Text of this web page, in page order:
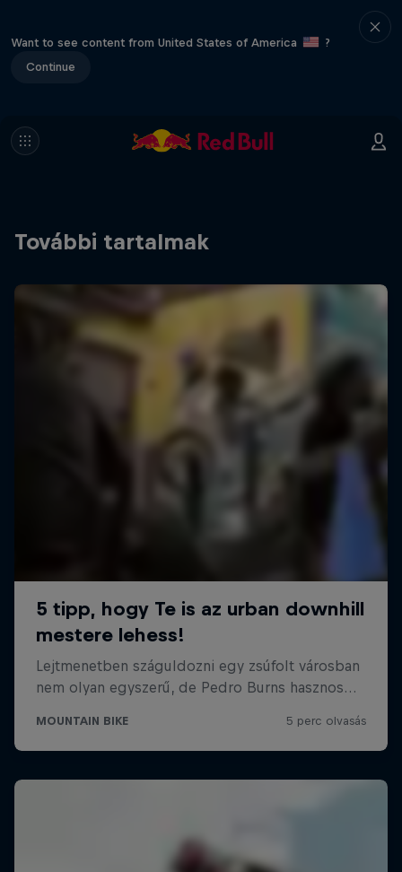
Want to see content from United States of America
?
Continue
További tartalmak